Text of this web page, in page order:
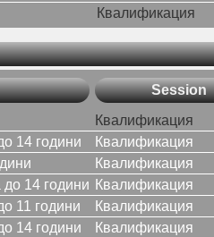
Квалификация
Session
Квалификация
14 години
Квалификация
Квалификация
14 години Квалификация
11 години
Квалификация
14 години
Квалификация